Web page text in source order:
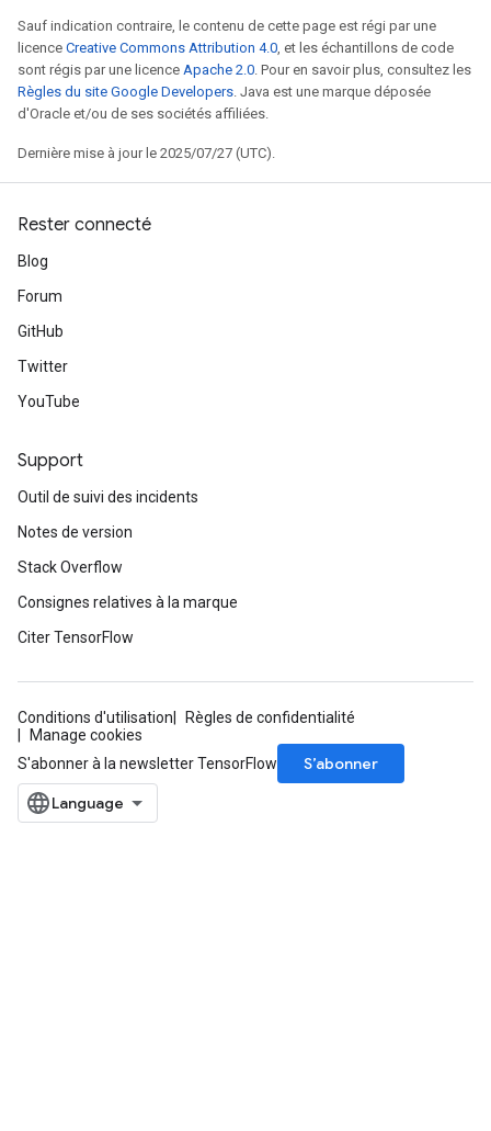
Sauf indication contraire, le contenu de cette page est régi par une
licence Creative Commons Attribution 4.0, et les échantillons de code
sont régis par une licence Apache 2.0. Pour en savoir plus, consultez les
Règles du site Google Developers. Java est une marque déposée
d'Oracle et/ou de ses sociétés affiliées.
Dernière mise à jour le 2025/07/27 (UTC).
Rester connecté
Blog
Forum
GitHub
Twitter
YouTube
Support
Outil de suivi des incidents
Notes de version
Stack Overflow
Consignes relatives à la marque
Citer TensorFlow
Conditions d'utilisation
Règles de confidentialité
Manage cookies
S'abonner à la newsletter TensorFlow
S’abonner